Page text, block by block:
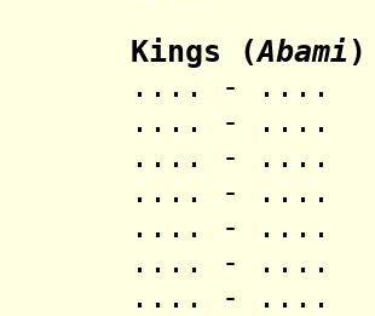
Kings (Abami )
.... -
.... -
.... -
.... - ....
.... -
.... -
.... -